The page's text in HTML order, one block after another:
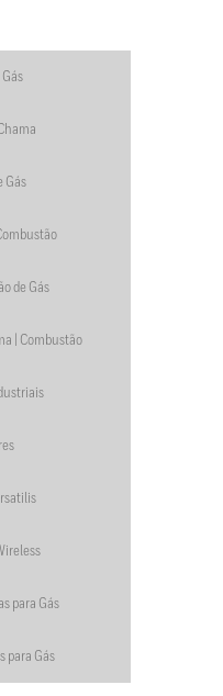
Gás
de Gás
| Combustão
para Gás
para Gás